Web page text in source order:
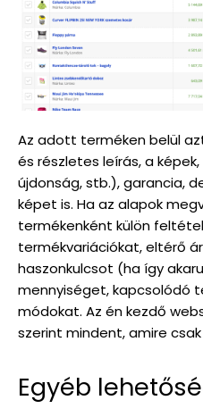
Az adott terméken belül
és részletes leírás, a
újdonság, stb.), garancia,
képet is. Ha az alapok
termékenként külön
termékvariációkat, eltérő
haszonkulcsot (ha így
mennyiséget, kapcsolódó
módokat. Az én kezdő
szerint mindent, amire
Egyéb